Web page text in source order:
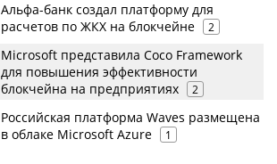
Альфа-банк создал платформу для
расчетов по ЖКХ на блокчейне
2
Microsoft представила Coco Framework
для повышения эффективности
блокчейна на предприятиях
2
Российская платформа Waves размещена
в облаке Microsoft Azure
1